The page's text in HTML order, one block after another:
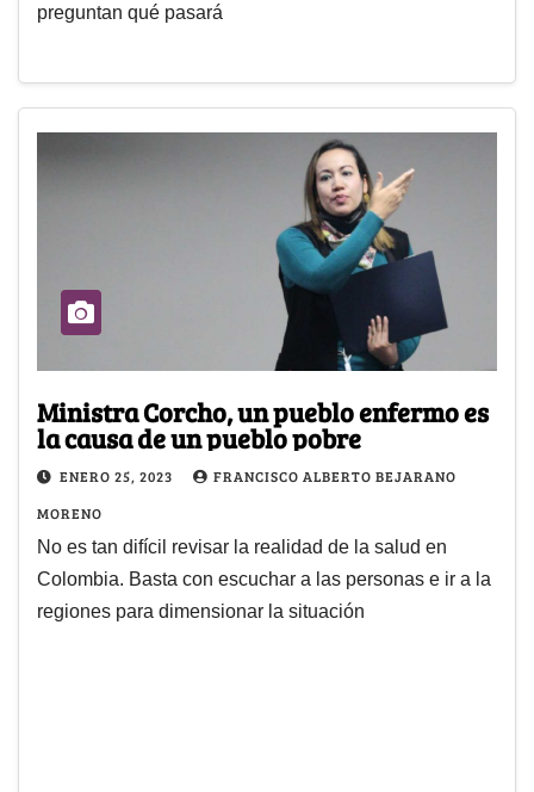
preguntan qué pasará
Ministra Corcho, un pueblo enfermo es
la causa de un pueblo pobre
ENERO 25, 2023
FRANCISCO ALBERTO BEJARANO
MORENO
No es tan difícil revisar la realidad de la salud en
Colombia. Basta con escuchar a las personas e ir a la
regiones para dimensionar la situación